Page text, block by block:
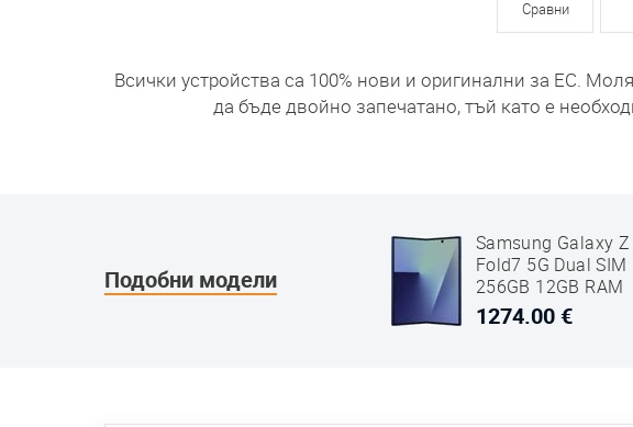
Сравни
Всички устройства са 100% нови и оригинални за ЕС.
да бъде двойно запечатано, тъй като е
Подобни модели
Samsung Galaxy Z
Fold7 5G Dual SIM
256GB 12GB RAM
SM-F966 Син
1274.00 €